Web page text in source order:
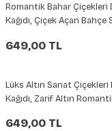
Romantik Bahar Çiçekleri
Kağıdı, Çiçek Açan Bahçe
649,00 TL
Lüks Altın Sanat Çiçekleri
Kağıdı, Zarif Altın
649,00 TL